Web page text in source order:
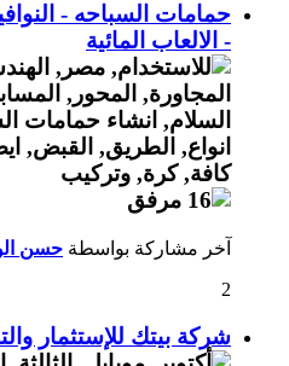
حمامات السباحه -
- الالعاب المائية
آخر مشاركة بواسطة حسن
2
شركة بيتك للإستثمار